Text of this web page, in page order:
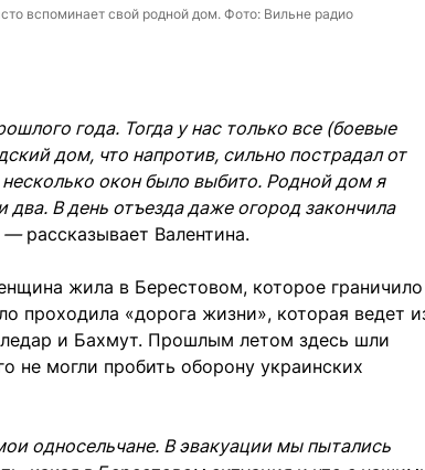
вспоминает свой родной дом. Фото: Вильне радио
года. Тогда у нас только все (боевые
дом, что напротив, сильно пострадал от
окон было выбито. Родной дом я
В день отъезда даже огород закончила
—рассказывает Валентина.
жила в Берестовом, которое граничило
проходила «дорога жизни», которая ведет
и Бахмут. Прошлым летом здесь шли
не могли пробить оборону украинских
односельчане. В эвакуации мы пытались